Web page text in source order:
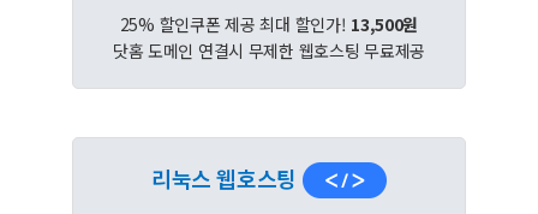
25% 할인쿠폰 제공 최대 할인가! 13,500원
닷홈 도메인 연결시 무제한 웹호스팅 무료제공
리눅스 웹호스팅